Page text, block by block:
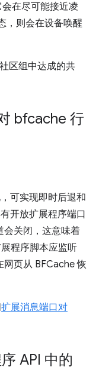
在尽可能接近凌
，则会在设备唤醒
区组中达成的共
bfcache 行
可实现即时后退和
开放扩展程序端口
关闭，这意味着
程序脚本应监听
页从 BFCache 恢
扩展消息端口对
API 中的